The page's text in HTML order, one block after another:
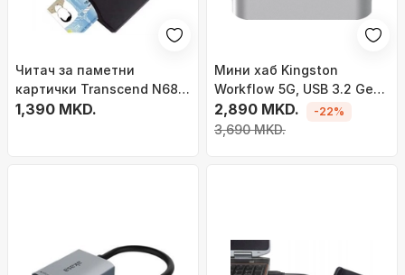
Читач за паметни
картички Transcend N68,
USB, црн
1,390 MKD.
Мини хаб Kingston
Workflow 5G, USB 3.2 Gen
1, USB A и USB C, црн
2,890 MKD.
3,690 MKD.
-22%